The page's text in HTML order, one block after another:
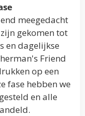
meegedacht
gekomen tot
en dagelijkse
Friend
op een
fase hebben we
en alle